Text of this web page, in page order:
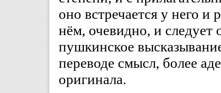
оно встречается у него
нём, очевидно, и следует
пушкинское
переводе смысл, более
оригинала.